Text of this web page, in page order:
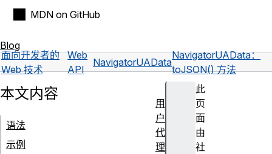
MDN on GitHub
Blog
面向开发者的
Web 技术
Web
API
NavigatorUAData
NavigatorUAData：
toJSON() 方法
此
页
面
由
社
本文内容
语法
示例
用
户
代
理